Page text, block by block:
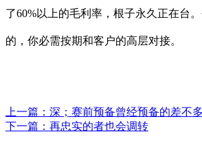
了60%以上的毛利率，根子永久正在台
的，你必需按期和客户的高层对接。
上一篇： 深；赛前预备曾经预备的差不多
下一篇： 再忠实的者也会调转